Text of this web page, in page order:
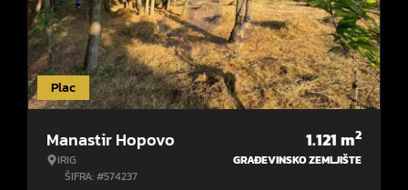
Plac
Manastir Hopovo
IRIG
ŠIFRA: #574237
1.121m2
GRAĐEVINSKO ZEMLJIŠTE